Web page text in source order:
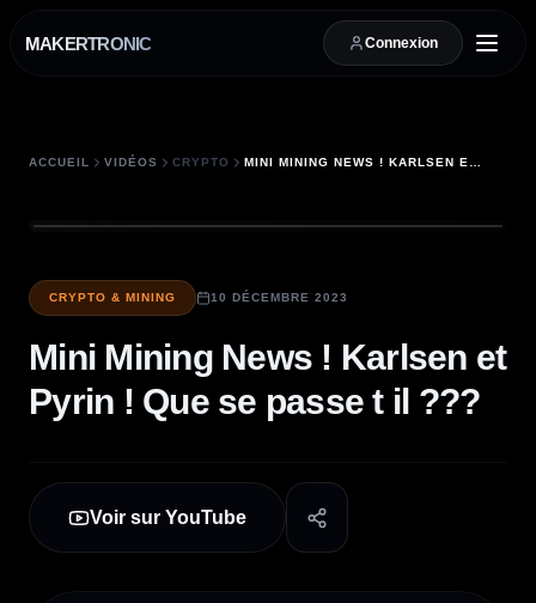
MAKERTRONIC Connexion
ACCUEIL VIDÉOS CRYPTO
CRYPTO & MINING 10 DÉCEMBRE 2023
Mini Mining News ! Karlsen et
Pyrin ! Que se passe t il ???
Voir sur YouTube